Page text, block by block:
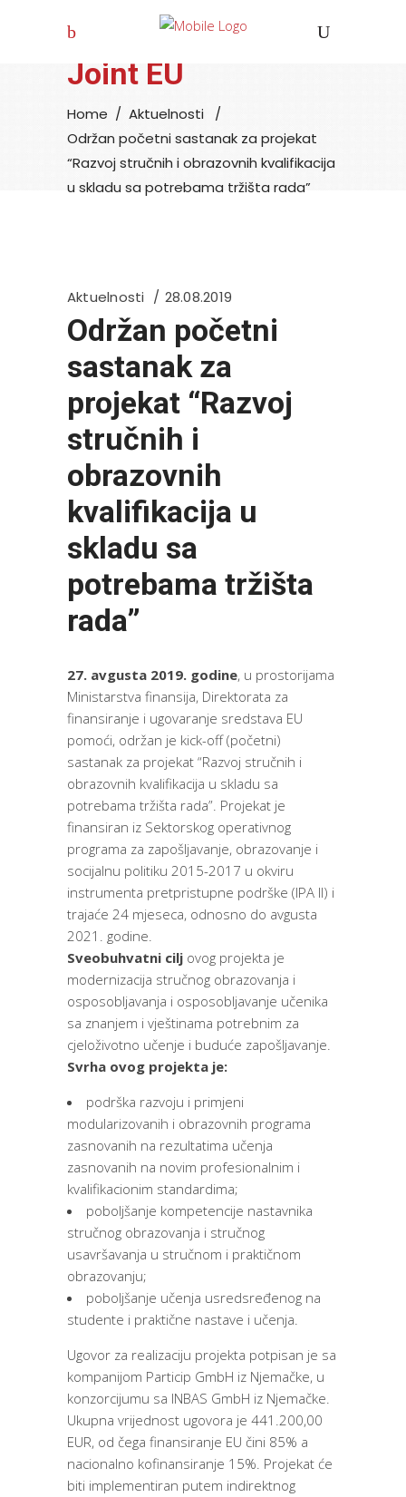
Joint EU
Home / Aktuelnosti
/
Održan početni sastanak za projekat
“Razvoj stručnih i obrazovnih kvalifikacija
u skladu sa potrebama tržišta rada”
Aktuelnosti 28.08.2019
Održan početni
sastanak za
projekat “Razvoj
stručnih i
obrazovnih
kvalifikacija u
skladu sa
potrebama tržišta
rada”
27. avgusta 2019. godine, u prostorijama
Ministarstva finansija, Direktorata za
finansiranje i ugovaranje sredstava EU
pomoći, održan je kick-off (početni)
sastanak za projekat “Razvoj stručnih i
obrazovnih kvalifikacija u skladu sa
potrebama tržišta rada”. Projekat je
finansiran iz Sektorskog operativnog
programa za zapošljavanje, obrazovanje i
socijalnu politiku 2015-2017 u okviru
instrumenta pretpristupne podrške (IPA II) i
trajaće 24 mjeseca, odnosno do avgusta
2021. godine.
Sveobuhvatni cilj ovog projekta je
modernizacija stručnog obrazovanja i
osposobljavanja i osposobljavanje učenika
sa znanjem i vještinama potrebnim za
cjeloživotno učenje i buduće zapošljavanje.
Svrha ovog projekta je:
podrška razvoju i primjeni
modularizovanih i obrazovnih programa
zasnovanih na rezultatima učenja
zasnovanih na novim profesionalnim i
kvalifikacionim standardima;
poboljšanje kompetencije nastavnika
stručnog obrazovanja i stručnog
usavršavanja u stručnom i praktičnom
obrazovanju;
poboljšanje učenja usredsređenog na
studente i praktične nastave i učenja.
Ugovor za realizaciju projekta potpisan je sa
kompanijom Particip GmbH iz Njemačke, u
konzorcijumu sa INBAS GmbH iz Njemačke.
Ukupna vrijednost ugovora je 441.200,00
EUR, od čega finansiranje EU čini 85% a
nacionalno kofinansiranje 15%. Projekat će
biti implementiran putem indirektnog